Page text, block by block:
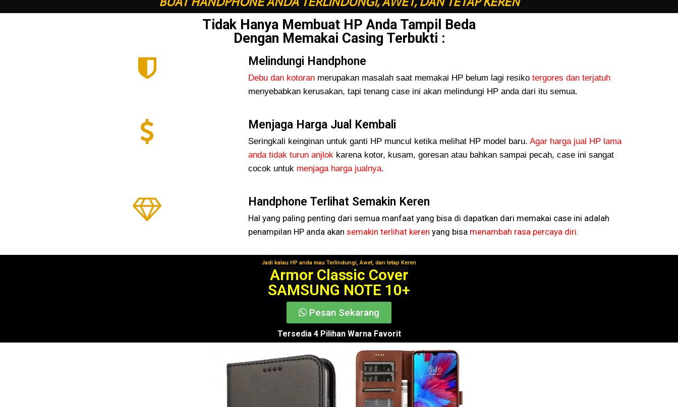
Tidak Hanya Membuat HP Anda Tampil Beda
Dengan Memakai Casing Terbukti :
Melindungi Handphone
Debu dan kotoran merupakan masalah saat memakai HP belum lagi resiko tergores dan terjatuh
menyebabkan kerusakan, tapi tenang case ini akan melindungi HP anda dari itu semua.
Menjaga Harga Jual Kembali
Seringkali keinginan untuk ganti HP muncul ketika melihat HP model baru. Agar harga jual HP lama
anda tidak turun anjlokkarena kotor, kusam, goresan atau bahkan sampai pecah, case ini sangat
cocok untuk menjaga harga jualnya.
Handphone Terlihat Semakin Keren
Hal yang paling penting dari semua manfaat yang bisa di dapatkan dari memakai case ini adalah
penampilan HP anda akan semakin terlihat keren yang bisa menambah rasa percaya diri.
Jadi kalau HP anda mau Terlindungi, Awet, dan tetap Keren
Segera Gunakan!
Armor Classic Cover
SAMSUNG NOTE 10+
Pesan Sekarang
Tersedia 4 Pilihan Warna Favorit